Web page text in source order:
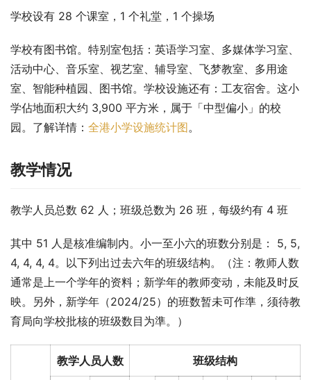
学校设有 28 个课室，1 个礼堂，1 个操场
学校有图书馆。特别室包括：英语学习室、多媒体学习室、
活动中心、音乐室、视艺室、辅导室、飞梦教室、多用途
室、智能种植园、图书馆。学校设施还有：工友宿舍。这小
学佔地面积大约 3,900 平方米，属于「中型偏小」的校
园。了解详情： 全港小学设施统计图。
教学情况
教学人员总数 62 人；班级总数为 26 班，每级约有 4 班
其中 51 人是核准编制内。小一至小六的班数分别是： 5, 5,
4, 4, 4, 4。以下列出过去六年的班级结构。（注：教师人数
通常是上一个学年的资料；新学年的教师变动，未能及时反
映。另外，新学年（2024/25）的班数暂未可作準，须待教
育局向学校批核的班级数目为準。）
教学人员人数 班级结构